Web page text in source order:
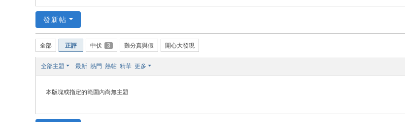
ut
M
all
發新帖
全部 正評 中伏 3 難分真與假 開心大發現
全部主題 最新 熱門 熱帖 精華 更多
本版塊或指定的範圍內尚無主題